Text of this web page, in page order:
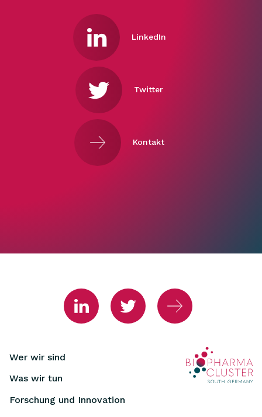
LinkedIn
Twitter
Kontakt
Wer wir sind
Was wir tun
Forschung und Innovation